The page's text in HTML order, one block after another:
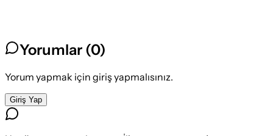
Yorumlar (0)
Yorum yapmak için giriş yapmalısınız.
Giriş Yap